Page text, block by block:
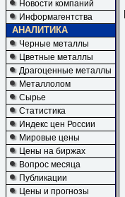
Новости компаний
Информагентства
АНАЛИТИКА
Черные металлы
Цветные металлы
Драгоценные металлы
Металлолом
Сырье
Статистика
Индекс цен России
Мировые цены
Цены на биржах
Вопрос месяца
Публикации
Цены и прогнозы